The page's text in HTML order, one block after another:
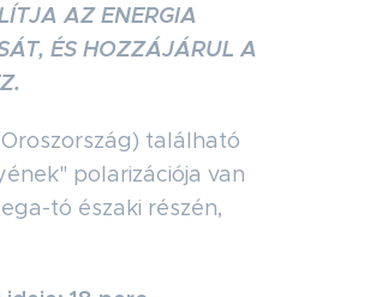
AZ ENERGIA
ÉS HOZZÁJÁRUL A
található
polarizációja van
tó északi részén,